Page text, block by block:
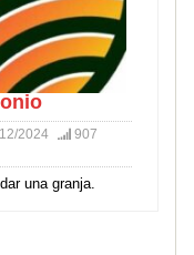
2024
907
una granja.